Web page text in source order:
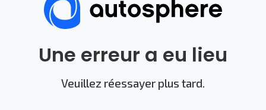
Une erreur a eu lieu
Veuillez réessayer plus tard.